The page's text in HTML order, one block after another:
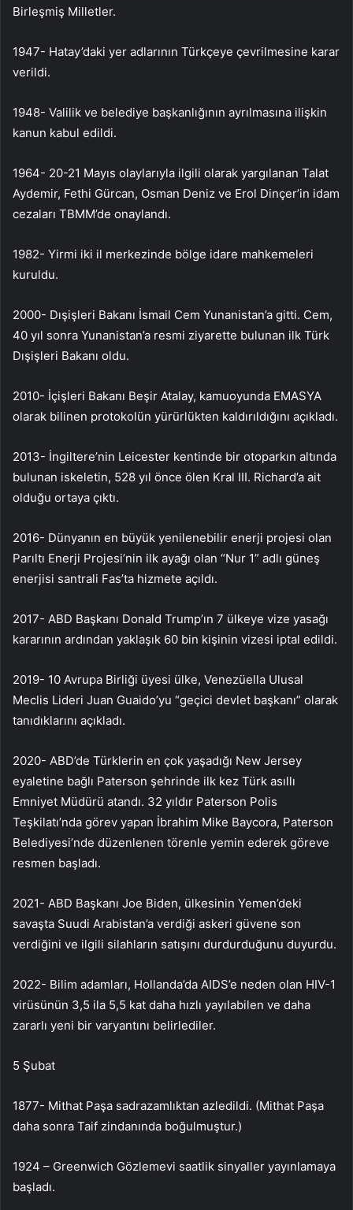
Birleşmiş Milletler.
1947- Hatay’daki yer adlarının Türkçeye çevrilmesine karar
verildi.
1948- Valilik ve belediye başkanlığının ayrılmasına ilişkin
kanun kabul edildi.
1964- 20-21 Mayıs olaylarıyla ilgili olarak yargılanan Talat
Aydemir, Fethi Gürcan, Osman Deniz ve Erol Dinçer’in idam
cezaları TBMM’de onaylandı.
1982- Yirmi iki il merkezinde bölge idare mahkemeleri
kuruldu.
2000- Dışişleri Bakanı İsmail Cem Yunanistan’a gitti. Cem,
40 yıl sonra Yunanistan’a resmi ziyarette bulunan ilk Türk
Dışişleri Bakanı oldu.
2010- İçişleri Bakanı Beşir Atalay, kamuoyunda EMASYA
olarak bilinen protokolün yürürlükten kaldırıldığını açıkladı.
2013- İngiltere’nin Leicester kentinde bir otoparkın altında
bulunan iskeletin, 528 yıl önce ölen Kral III. Richard’a ait
olduğu ortaya çıktı.
2016- Dünyanın en büyük yenilenebilir enerji projesi olan
Parıltı Enerji Projesi’nin ilk ayağı olan “Nur 1” adlı güneş
enerjisi santrali Fas’ta hizmete açıldı.
2017- ABD Başkanı Donald Trump’ın 7 ülkeye vize yasağı
kararının ardından yaklaşık 60 bin kişinin vizesi iptal edildi.
2019- 10 Avrupa Birliği üyesi ülke, Venezüella Ulusal
Meclis Lideri Juan Guaido’yu “geçici devlet başkanı” olarak
tanıdıklarını açıkladı.
2020- ABD’de Türklerin en çok yaşadığı New Jersey
eyaletine bağlı Paterson şehrinde ilk kez Türk asıllı
Emniyet Müdürü atandı. 32 yıldır Paterson Polis
Teşkilatı’nda görev yapan İbrahim Mike Baycora, Paterson
Belediyesi’nde düzenlenen törenle yemin ederek göreve
resmen başladı.
2021- ABD Başkanı Joe Biden, ülkesinin Yemen’deki
savaşta Suudi Arabistan’a verdiği askeri güvene son
verdiğini ve ilgili silahların satışını durdurduğunu duyurdu.
2022- Bilim adamları, Hollanda’da AIDS’e neden olan HIV-1
virüsünün 3,5 ila 5,5 kat daha hızlı yayılabilen ve daha
zararlı yeni bir varyantını belirlediler.
5 Şubat
1877- Mithat Paşa sadrazamlıktan azledildi. (Mithat Paşa
daha sonra Taif zindanında boğulmuştur.)
1924 – Greenwich Gözlemevi saatlik sinyaller yayınlamaya
başladı.